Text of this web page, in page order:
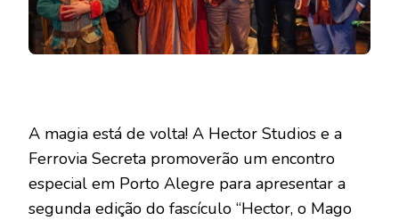
A magia está de volta! A Hector Studios e a
Ferrovia Secreta promoverão um encontro
especial em Porto Alegre para apresentar a
segunda edição do fascículo “Hector, o Mago